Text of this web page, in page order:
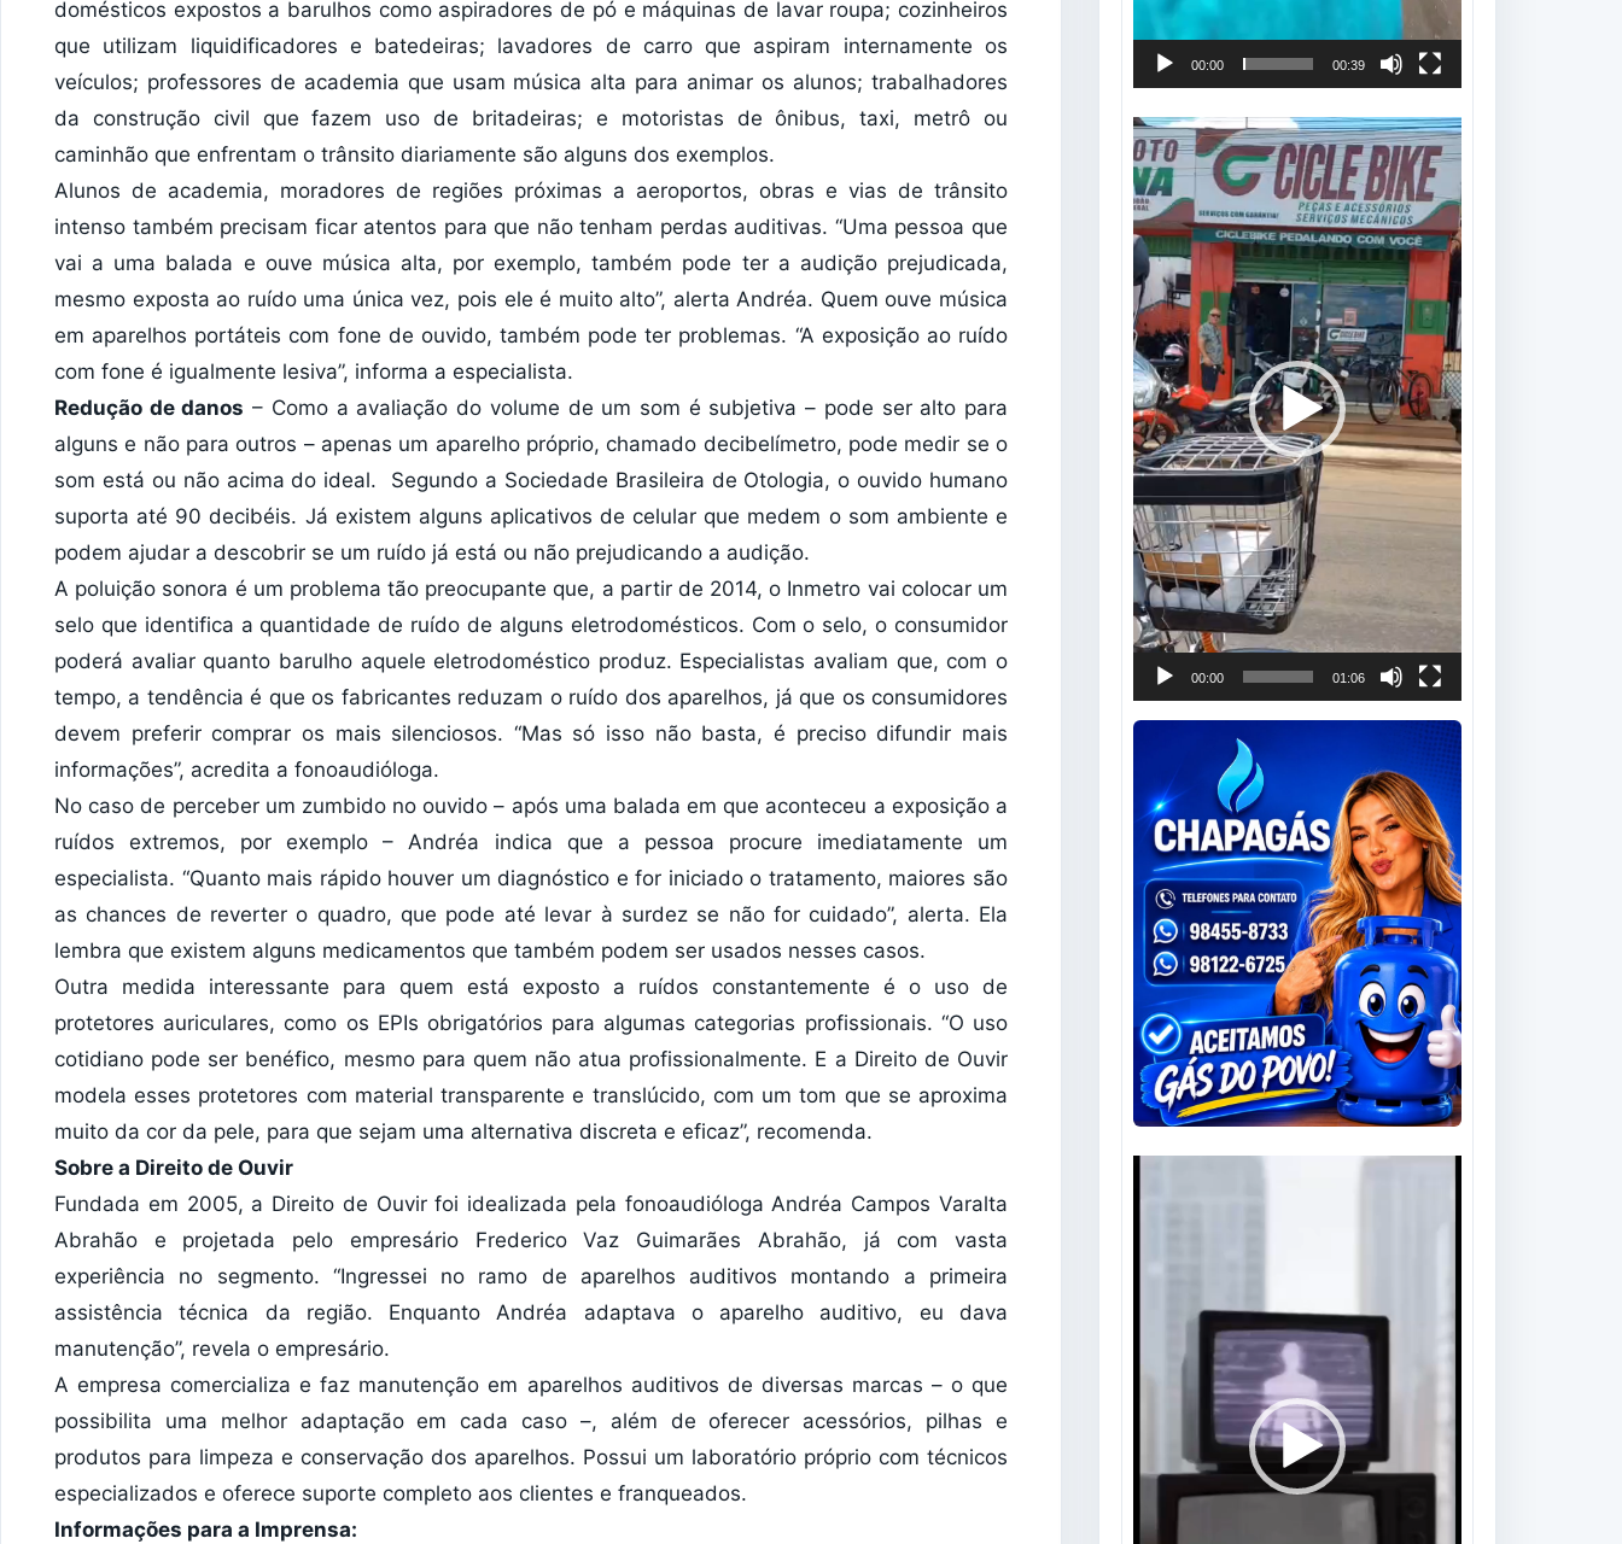
domésticos expostos a barulhos como aspiradores de pó e máquinas de lavar roupa; cozinheiros
que utilizam liquidificadores e batedeiras; lavadores de carro que aspiram internamente os
veículos; professores de academia que usam música alta para animar os alunos; trabalhadores
da construção civil que fazem uso de britadeiras; e motoristas de ônibus, taxi, metrô ou
caminhão que enfrentam o trânsito diariamente são alguns dos exemplos.
Alunos de academia, moradores de regiões próximas a aeroportos, obras e vias de trânsito
intenso também precisam ficar atentos para que não tenham perdas auditivas. “Uma pessoa que
vai a uma balada e ouve música alta, por exemplo, também pode ter a audição prejudicada,
mesmo exposta ao ruído uma única vez, pois ele é muito alto”, alerta Andréa. Quem ouve música
em aparelhos portáteis com fone de ouvido, também pode ter problemas. “A exposição ao ruído
com fone é igualmente lesiva”, informa a especialista.
Redução de danos – Como a avaliação do volume de um som é subjetiva – pode ser alto para
alguns e não para outros – apenas um aparelho próprio, chamado decibelímetro, pode medir se o
som está ou não acima do ideal. Segundo a Sociedade Brasileira de Otologia, o ouvido humano
suporta até 90 decibéis. Já existem alguns aplicativos de celular que medem o som ambiente e
podem ajudar a descobrir se um ruído já está ou não prejudicando a audição.
A poluição sonora é um problema tão preocupante que, a partir de 2014, o Inmetro vai colocar um
selo que identifica a quantidade de ruído de alguns eletrodomésticos. Com o selo, o consumidor
poderá avaliar quanto barulho aquele eletrodoméstico produz. Especialistas avaliam que, com o
tempo, a tendência é que os fabricantes reduzam o ruído dos aparelhos, já que os consumidores
devem preferir comprar os mais silenciosos. “Mas só isso não basta, é preciso difundir mais
informações”, acredita a fonoaudióloga.
No caso de perceber um zumbido no ouvido – após uma balada em que aconteceu a exposição a
ruídos extremos, por exemplo – Andréa indica que a pessoa procure imediatamente um
especialista. “Quanto mais rápido houver um diagnóstico e for iniciado o tratamento, maiores são
as chances de reverter o quadro, que pode até levar à surdez se não for cuidado”, alerta. Ela
lembra que existem alguns medicamentos que também podem ser usados nesses casos.
Outra medida interessante para quem está exposto a ruídos constantemente é o uso de
protetores auriculares, como os EPIs obrigatórios para algumas categorias profissionais. “O uso
cotidiano pode ser benéfico, mesmo para quem não atua profissionalmente. E a Direito de Ouvir
modela esses protetores com material transparente e translúcido, com um tom que se aproxima
muito da cor da pele, para que sejam uma alternativa discreta e eficaz”, recomenda.
Sobre a Direito de Ouvir
Fundada em 2005, a Direito de Ouvir foi idealizada pela fonoaudióloga Andréa Campos Varalta
Abrahão e projetada pelo empresário Frederico Vaz Guimarães Abrahão, já com vasta
experiência no segmento. “Ingressei no ramo de aparelhos auditivos montando a primeira
assistência técnica da região. Enquanto Andréa adaptava o aparelho auditivo, eu dava
manutenção”, revela o empresário.
A empresa comercializa e faz manutenção em aparelhos auditivos de diversas marcas – o que
possibilita uma melhor adaptação em cada caso –, além de oferecer acessórios, pilhas e
produtos para limpeza e conservação dos aparelhos. Possui um laboratório próprio com técnicos
especializados e oferece suporte completo aos clientes e franqueados.
Informações para a Imprensa:
00:00 00:39
Tocador
de
vídeo
00:00 01:06